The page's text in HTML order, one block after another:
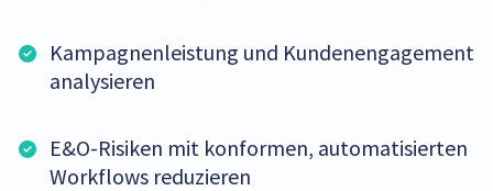
Kampagnenleistung und Kundenengagement
analysieren
E&O-Risiken mit konformen, automatisierten
Workflows reduzieren